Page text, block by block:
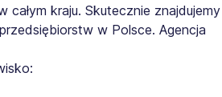
kraju. Skutecznie znajdujemy
w Polsce. Agencja